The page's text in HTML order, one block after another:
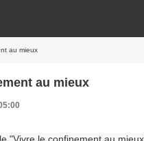
au mieux
au mieux